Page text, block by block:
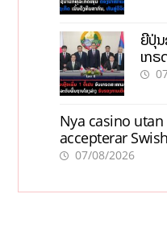
ຍີ່ປຸ່
ເກ
ການ
Nya casino
accepterar
07/08/2026